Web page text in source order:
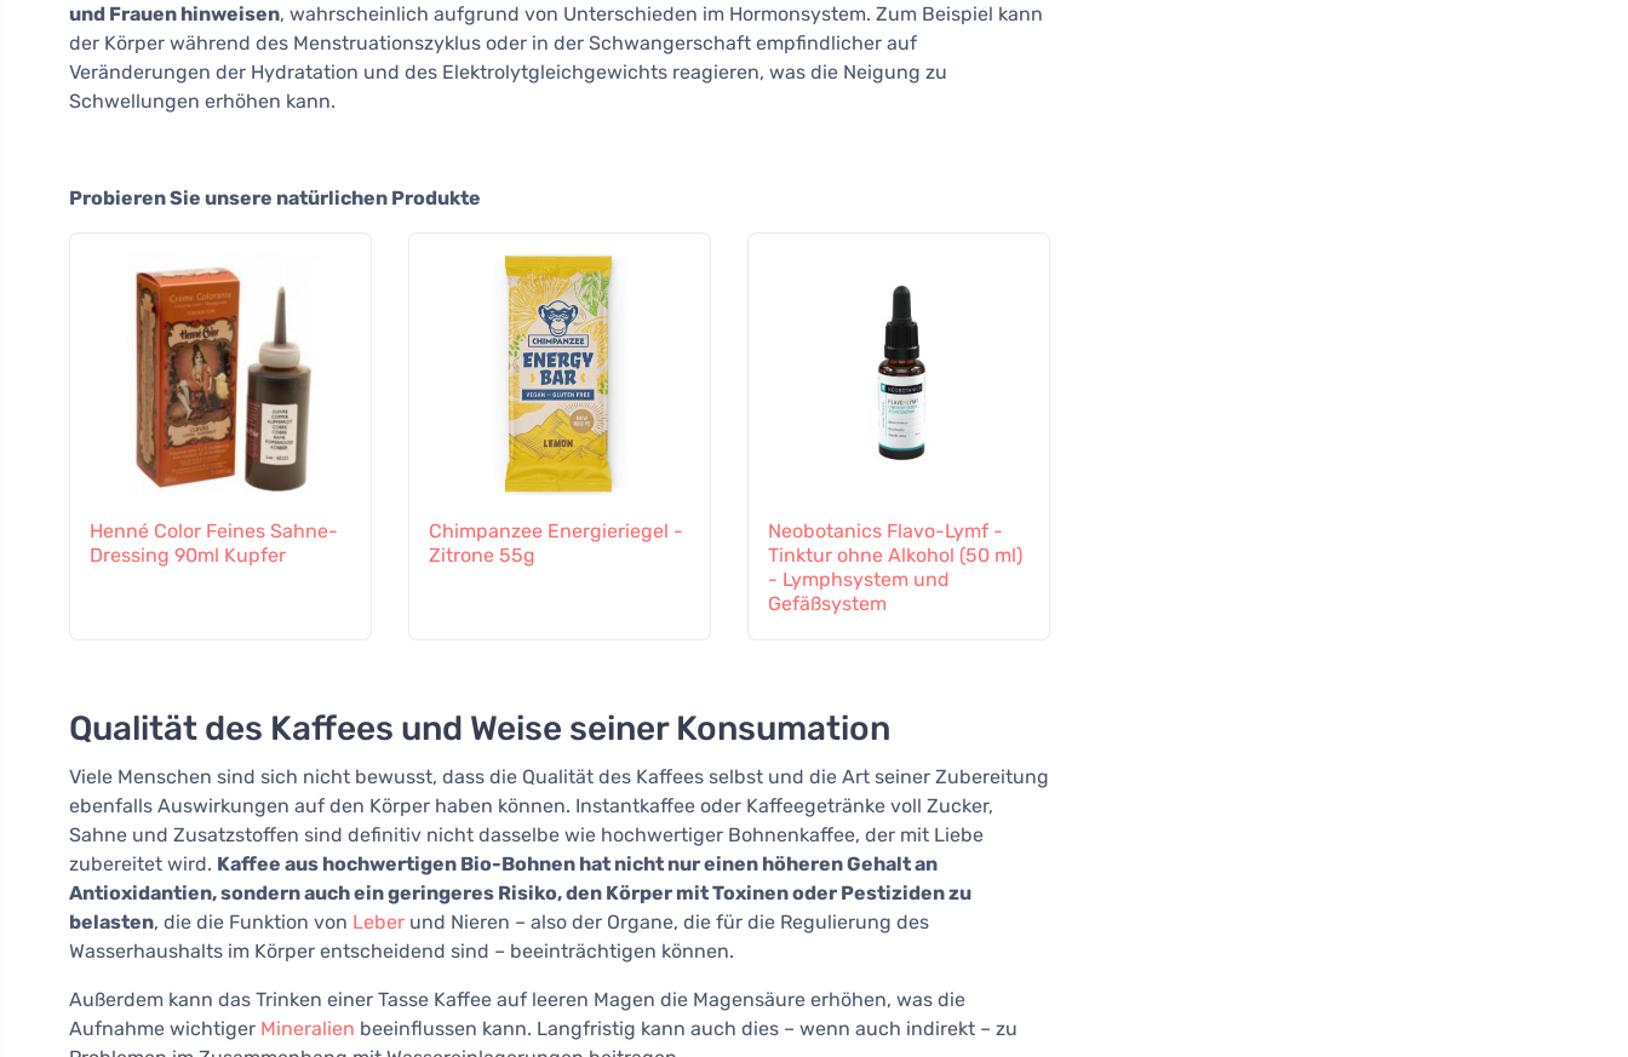
und Frauen hinweisen, wahrscheinlich aufgrund von Unterschieden im Hormonsystem. Zum Beispiel kann
der Körper während des Menstruationszyklus oder in der Schwangerschaft empfindlicher auf
Veränderungen der Hydratation und des Elektrolytgleichgewichts reagieren, was die Neigung zu
Schwellungen erhöhen kann.
Probieren Sie unsere natürlichen Produkte
Henné Color Feines Sahne-
Dressing 90ml Kupfer
Chimpanzee Energieriegel -
Zitrone 55g
Neobotanics Flavo-Lymf -
Tinktur ohne Alkohol (50 ml)
- Lymphsystem und
Gefäßsystem
Qualität des Kaffees und Weise seiner Konsumation
Viele Menschen sind sich nicht bewusst, dass die Qualität des Kaffees selbst und die Art seiner Zubereitung
ebenfalls Auswirkungen auf den Körper haben können. Instantkaffee oder Kaffeegetränke voll Zucker,
Sahne und Zusatzstoffen sind definitiv nicht dasselbe wie hochwertiger Bohnenkaffee, der mit Liebe
zubereitet wird. Kaffee aus hochwertigen Bio-Bohnen hat nicht nur einen höheren Gehalt an
Antioxidantien, sondern auch ein geringeres Risiko, den Körper mit Toxinen oder Pestiziden zu
belasten, die die Funktion von Leber und Nieren – also der Organe, die für die Regulierung des
Wasserhaushalts im Körper entscheidend sind – beeinträchtigen können.
Außerdem kann das Trinken einer Tasse Kaffee auf leeren Magen die Magensäure erhöhen, was die
Aufnahme wichtiger Mineralien beeinflussen kann. Langfristig kann auch dies – wenn auch indirekt – zu